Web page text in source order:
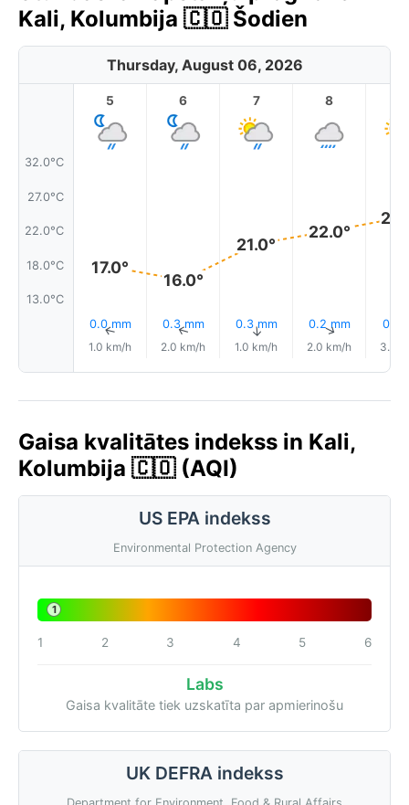
Kali, Kolumbija 🇨🇴 Šodien
Thursday, August 06, 2026
32.0°C
27.0°C
22.0°C
18.0°C
13.0°C
5
17.0°
0.0 mm
↑
1.0 km/h
6
16.0°
0.3 mm
↑
2.0 km/h
7
21.0°
0.3 mm
↑
1.0 km/h
8
22.0°
0.2 mm
↑
2.0 km/h
0.1
3.0
Gaisa kvalitātes indekss in Kali,
Kolumbija 🇨🇴 (AQI)
US EPA indekss
Environmental Protection Agency
1
1 2 3 4 5 6
Labs
Gaisa kvalitāte tiek uzskatīta par apmierinošu
UK DEFRA indekss